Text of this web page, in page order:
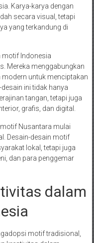
Karya-karya dengan
secara visual, tetapi
yang terkandung di
motif Indonesia
Mereka menggabungkan
untuk menciptakan
ini tidak hanya
tangan, tetapi juga
grafis, dan digital.
Nusantara mulai
Desain-desain motif
lokal, tetapi juga
dan para penggemar
dalam
motif tradisional,